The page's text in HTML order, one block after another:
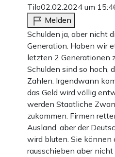
Tilo02.02.2024 um
Melden
Schulden ja, aber nicht
Generation. Haben wir
letzten 2 Generationen
Schulden sind so hoch,
Zahlen. Irgendwann
das Geld wird völlig
werden Staatliche
zukommen. Firmen
Ausland, aber der
wird bluten. Sie können
rausschieben aber